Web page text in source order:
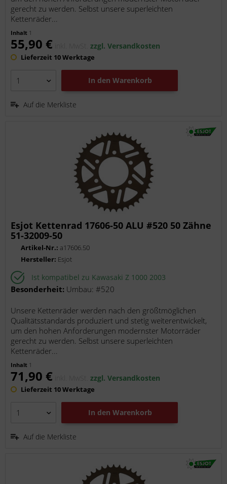
gerecht zu werden. Selbst unsere superleichten
Kettenräder...
Inhalt 1
55,90 € inkl. MwSt.zzgl. Versandkosten
Lieferzeit 10 Werktage
In den Warenkorb
Auf die Merkliste
Esjot Kettenrad 17606-50 ALU #520 50 Zähne
51-32009-50
Artikel-Nr.: a17606.50
Hersteller: Esjot
Ist kompatibel zu Kawasaki Z 1000 2003
Besonderheit: Umbau: #520
Unsere Kettenräder werden nach den größtmöglichen
Qualitätsstandards produziert und stetig weiterentwickelt,
um den hohen Anforderungen modernster Motorräder
gerecht zu werden. Selbst unsere superleichten
Kettenräder...
Inhalt 1
71,90 € inkl. MwSt.zzgl. Versandkosten
Lieferzeit 10 Werktage
In den Warenkorb
Auf die Merkliste